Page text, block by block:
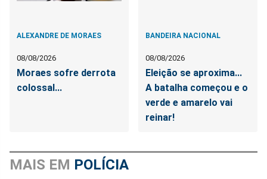
ALEXANDRE DE MORAES
08/08/2026
Moraes sofre derrota
colossal...
BANDEIRA NACIONAL
08/08/2026
Eleição se aproxima...
A batalha começou e o
verde e amarelo vai
reinar!
MAIS EM POLÍCIA